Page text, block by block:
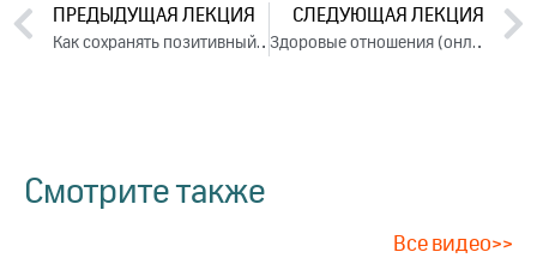
ПРЕДЫДУЩАЯ ЛЕКЦИЯ
Как сохранять позитивный настрой, когда наваливается тяжелая судьба. Часть 1 (2023)
СЛЕДУЮЩАЯ ЛЕКЦИЯ
Здоровые отношения (онлайн-лекция, 2023)
Смотрите также
Все видео>>